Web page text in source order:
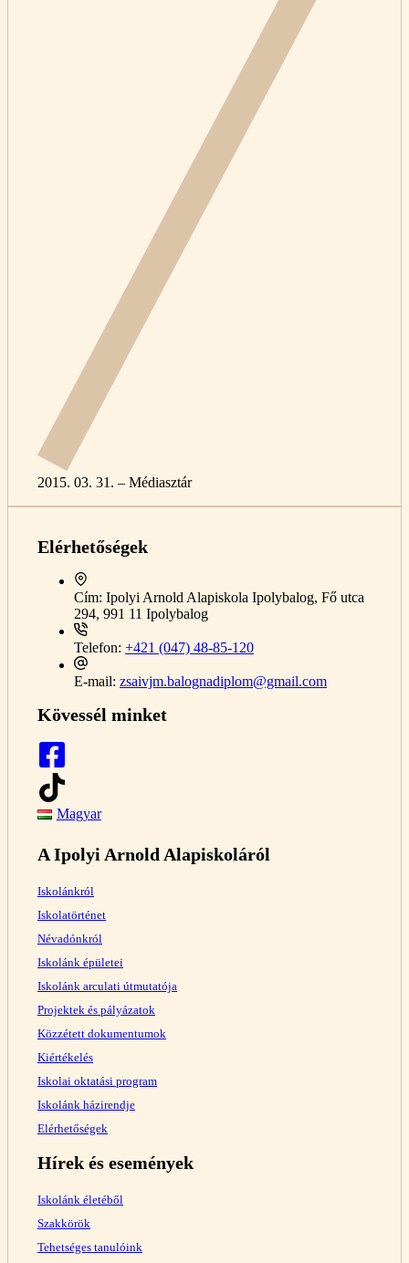
2015. 03. 31. – Médiasztár
Elérhetőségek
Cím: Ipolyi Arnold Alapiskola Ipolybalog, Fő utca
294, 991 11 Ipolybalog
Telefon: +421 (047) 48-85-120
E-mail: zsaivjm.balognadiplom@gmail.com
Kövessél minket
Magyar
A Ipolyi Arnold Alapiskoláról
Iskolánkról
Iskolatörténet
Névadónkról
Iskolánk épületei
Iskolánk arculati útmutatója
Projektek és pályázatok
Közzétett dokumentumok
Kiértékelés
Iskolai oktatási program
Iskolánk házirendje
Elérhetőségek
Hírek és események
Iskolánk életéből
Szakkörök
Tehetséges tanulóink